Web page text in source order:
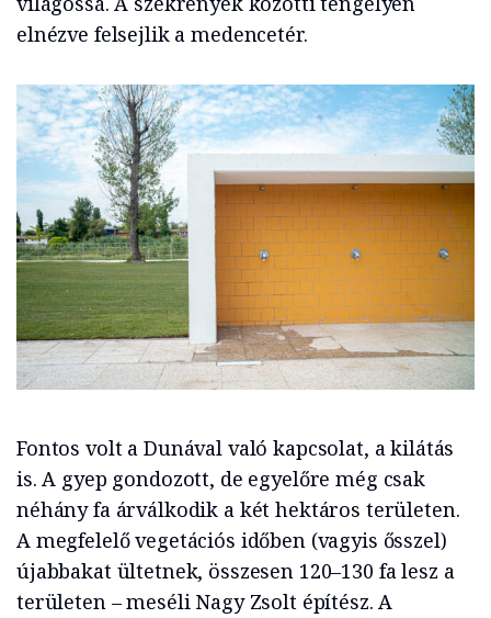
elnézve felsejlik a medencetér.
Fontos volt a Dunával való kapcsolat, a kilátás
is. A gyep gondozott, de egyelőre még csak
néhány fa árválkodik a két hektáros területen.
A megfelelő vegetációs időben (vagyis ősszel)
újabbakat ültetnek, összesen 120–130 fa lesz a
területen – meséli Nagy Zsolt építész. A